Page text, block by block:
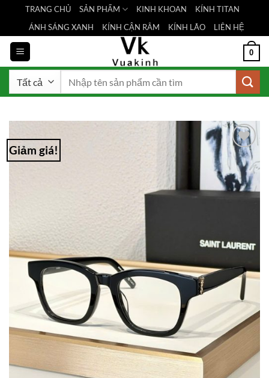
nội
dung
TRANG CHỦ SẢN PHẨM KINH KHOAN
KÍNH TITAN
ÁNH SÁNG XANH
KÍNH CẬN RÂM KÍNH LÃO LIÊN HỆ
0
Giảm giá!
Add to
Wishlist